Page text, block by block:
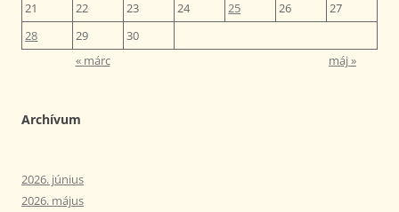
21
22 23 24 25 26
27
28
29
30
« márc
máj »
Archívum
2026. június
2026. május